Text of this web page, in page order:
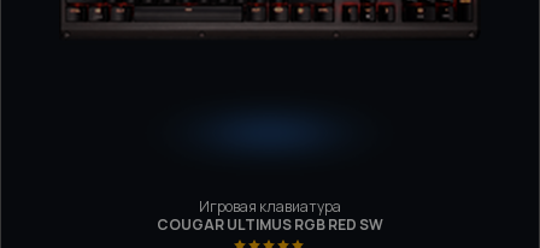
Игровая клавиатура
COUGAR ULTIMUS RGB RED SW